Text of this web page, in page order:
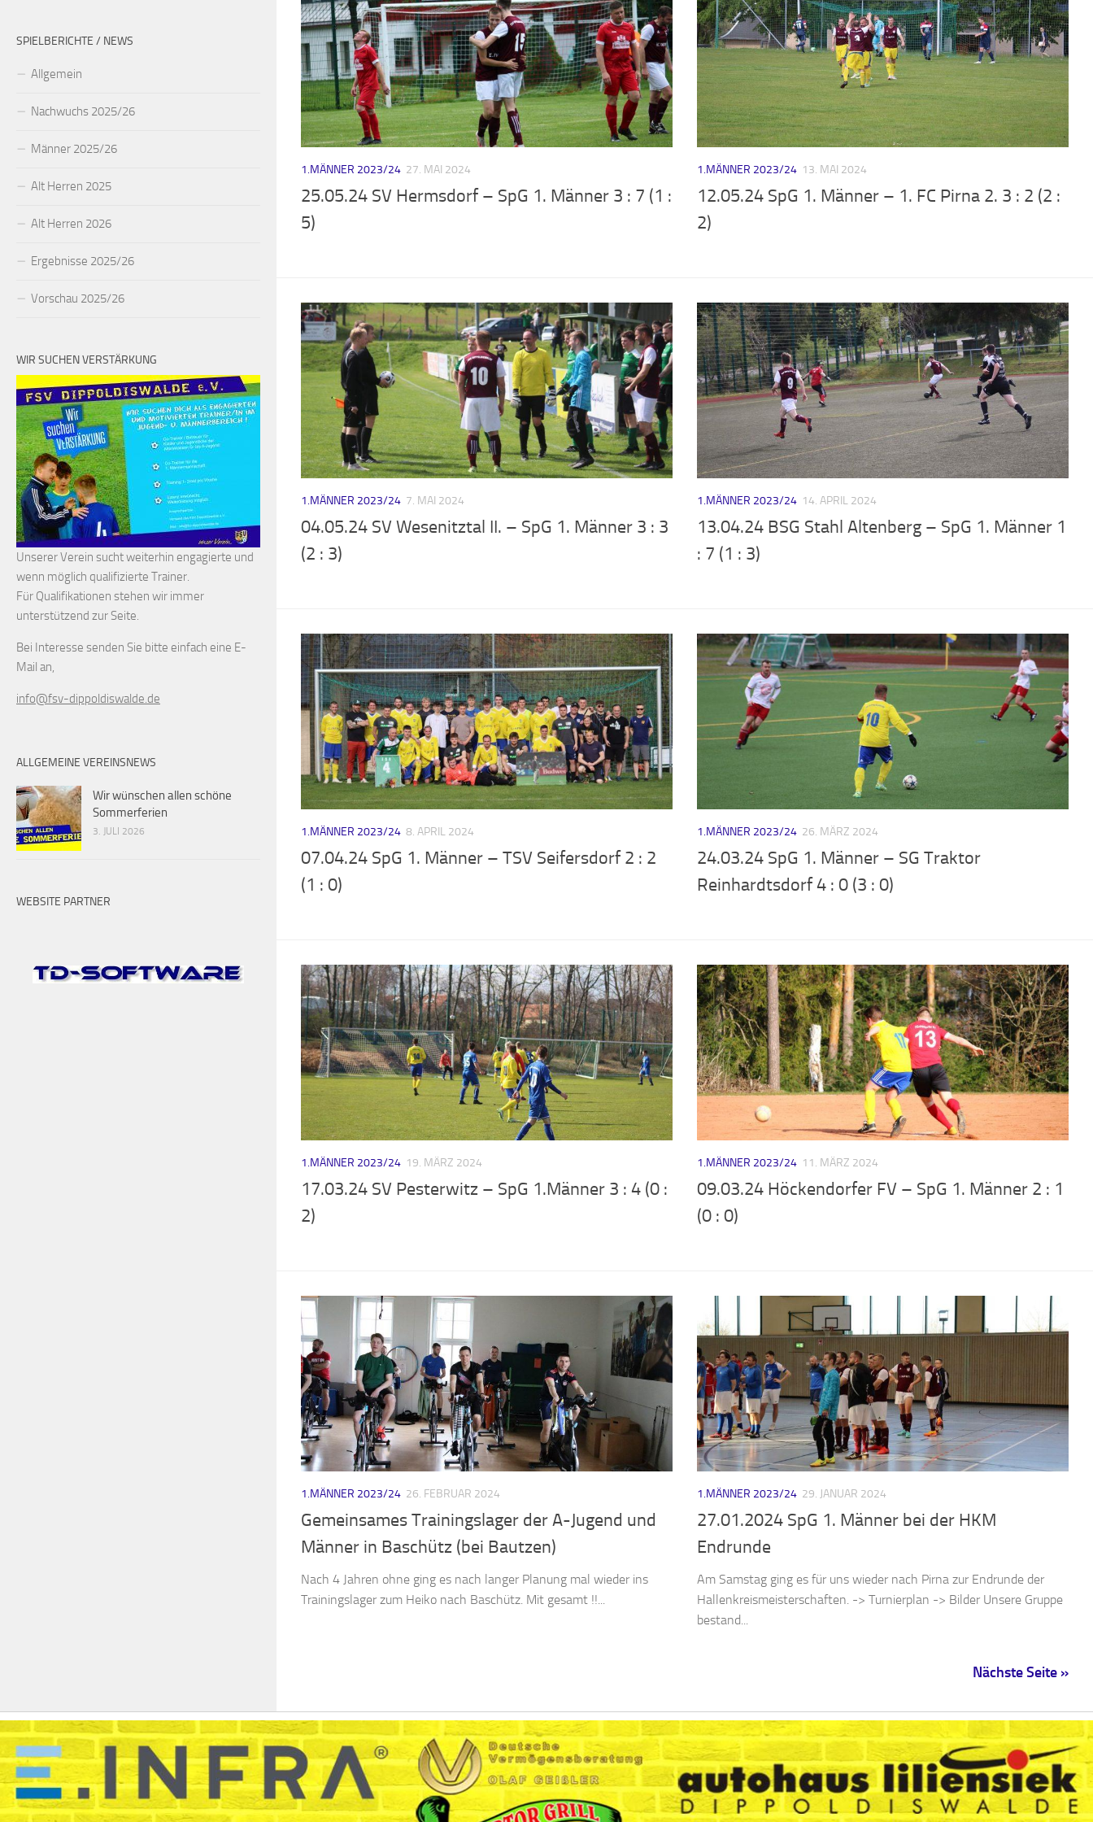
1.MÄNNER 2023/24 27. MAI 2024
25.05.24 SV Hermsdorf – SpG 1. Männer 3 : 7 (1 :
5)
1.MÄNNER 2023/24 13. MAI 2024
12.05.24 SpG 1. Männer – 1. FC Pirna 2. 3 : 2 (2 :
2)
1.MÄNNER 2023/24 7. MAI 2024
04.05.24 SV Wesenitztal II. – SpG 1. Männer 3 : 3
(2 : 3)
1.MÄNNER 2023/24 14. APRIL 2024
13.04.24 BSG Stahl Altenberg – SpG 1. Männer 1
: 7 (1 : 3)
1.MÄNNER 2023/24 8. APRIL 2024
07.04.24 SpG 1. Männer – TSV Seifersdorf 2 : 2
(1 : 0)
1.MÄNNER 2023/24 26. MÄRZ 2024
24.03.24 SpG 1. Männer – SG Traktor
Reinhardtsdorf 4 : 0 (3 : 0)
1.MÄNNER 2023/24 19. MÄRZ 2024
17.03.24 SV Pesterwitz – SpG 1.Männer 3 : 4 (0 :
2)
1.MÄNNER 2023/24 11. MÄRZ 2024
09.03.24 Höckendorfer FV – SpG 1. Männer 2 : 1
(0 : 0)
1.MÄNNER 2023/24 26. FEBRUAR 2024
Gemeinsames Trainingslager der A-Jugend und
Männer in Baschütz (bei Bautzen)
Nach 4 Jahren ohne ging es nach langer Planung mal wieder ins
Trainingslager zum Heiko nach Baschütz. Mit gesamt !!...
1.MÄNNER 2023/24 29. JANUAR 2024
27.01.2024 SpG 1. Männer bei der HKM
Endrunde
Am Samstag ging es für uns wieder nach Pirna zur Endrunde der
Hallenkreismeisterschaften. -> Turnierplan -> Bilder Unsere Gruppe
bestand...
Nächste Seite »
SPIELBERICHTE / NEWS
Allgemein
Nachwuchs 2025/26
Männer 2025/26
Alt Herren 2025
Alt Herren 2026
Ergebnisse 2025/26
Vorschau 2025/26
WIR SUCHEN VERSTÄRKUNG
Unserer Verein sucht weiterhin engagierte und
wenn möglich qualifizierte Trainer.
Für Qualifikationen stehen wir immer
unterstützend zur Seite.
Bei Interesse senden Sie bitte einfach eine E-
Mail an,
info@fsv-dippoldiswalde.de
ALLGEMEINE VEREINSNEWS
Wir wünschen allen schöne
Sommerferien
3. JULI 2026
WEBSITE PARTNER